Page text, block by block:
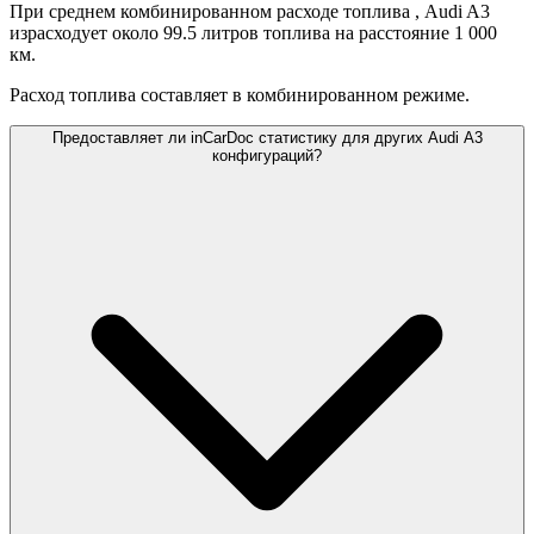
При среднем комбинированном расходе топлива , Audi A3
израсходует около 99.5 литров топлива на расстояние 1 000
км.
Расход топлива составляет в комбинированном режиме.
Предоставляет ли inCarDoc статистику для других Audi A3
конфигураций?